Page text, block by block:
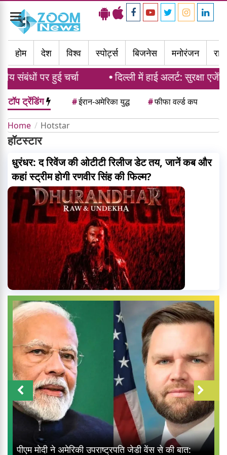
Toggle
navigation
होम
देश विश्व स्पोर्ट्स बिजनेस मनोरंजन
संबंधों पर हुई चर्चा दिल्ली में हाई अलर्ट: सुरक्षा
टॉप ट्रेंडिंग #ईरान-अमेरिका युद्ध #फीफा वर्ल्ड कप
Home Hotstar
हॉटस्टार
धुरंधर: द रिवेंज की ओटीटी रिलीज डेट तय, जानें कब और
कहां स्ट्रीम होगी रणवीर सिंह की फिल्म?
पीएम मोदी ने अमेरिकी उपराष्ट्रपति जेडी वेंस से की बात: